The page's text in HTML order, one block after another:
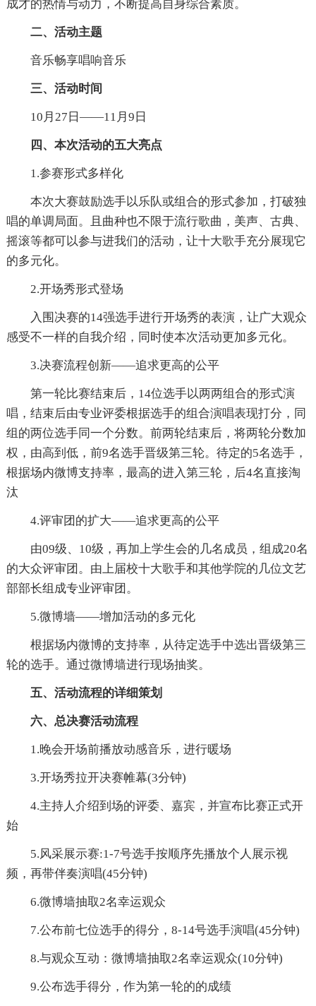
成才的热情与动力，不断提高自身综合素质。
二、活动主题
音乐畅享唱响音乐
三、活动时间
10月27日——11月9日
四、本次活动的五大亮点
1.参赛形式多样化
本次大赛鼓励选手以乐队或组合的形式参加，打破独
唱的单调局面。且曲种也不限于流行歌曲，美声、古典、
摇滚等都可以参与进我们的活动，让十大歌手充分展现它
的多元化。
2.开场秀形式登场
入围决赛的14强选手进行开场秀的表演，让广大观众
感受不一样的自我介绍，同时使本次活动更加多元化。
3.决赛流程创新——追求更高的公平
第一轮比赛结束后，14位选手以两两组合的形式演
唱，结束后由专业评委根据选手的组合演唱表现打分，同
组的两位选手同一个分数。前两轮结束后，将两轮分数加
权，由高到低，前9名选手晋级第三轮。待定的5名选手，
根据场内微博支持率，最高的进入第三轮，后4名直接淘
汰
4.评审团的扩大——追求更高的公平
由09级、10级，再加上学生会的几名成员，组成20名
的大众评审团。由上届校十大歌手和其他学院的几位文艺
部部长组成专业评审团。
5.微博墙——增加活动的多元化
根据场内微博的支持率，从待定选手中选出晋级第三
轮的选手。通过微博墙进行现场抽奖。
五、活动流程的详细策划
六、总决赛活动流程
1.晚会开场前播放动感音乐，进行暖场
3.开场秀拉开决赛帷幕(3分钟)
4.主持人介绍到场的评委、嘉宾，并宣布比赛正式开
始
5.风采展示赛:1-7号选手按顺序先播放个人展示视
频，再带伴奏演唱(45分钟)
6.微博墙抽取2名幸运观众
7.公布前七位选手的得分，8-14号选手演唱(45分钟)
8.与观众互动：微博墙抽取2名幸运观众(10分钟)
9.公布选手得分，作为第一轮的的成绩